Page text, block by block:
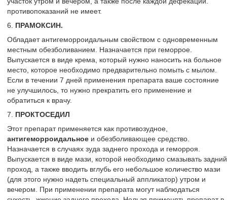
противопоказаний не имеет.
6. ПРАМОКСИН.
Обладает антигеморроидальным свойством с одновременным
местным обезболиванием. Назначается при геморрое.
Выпускается в виде крема, который нужно наносить на больное
место, которое необходимо предварительно помыть с мылом.
Если в течении 7 дней применения препарата ваше состояние
не улучшилось, то нужно прекратить его применение и
обратиться к врачу.
7. ПРОКТОСЕДИЛ
Этот препарат применяется как противозудное,
антигеморроидальное и обезболивающее средство.
Назначается в случаях зуда заднего прохода и геморроя.
Выпускается в виде мази, которой необходимо смазывать задний
проход, а также вводить вглубь его небольшое количество мази
(для этого нужно надеть специальный аппликатор) утром и
вечером. При применении препарата могут наблюдаться